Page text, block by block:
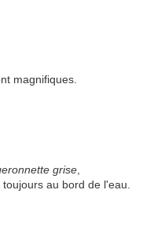
magnifiques.
grise,
au bord de l'eau.